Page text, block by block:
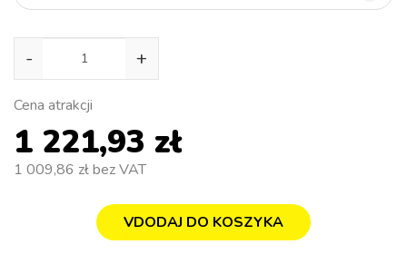
- +
Cena atrakcji
1 221,93 zł
1 009,86 złbez VAT
VDODAJ DO KOSZYKA